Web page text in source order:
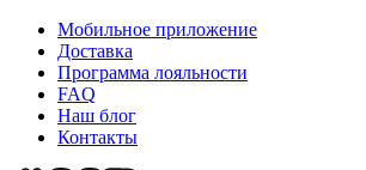
Мобильное приложение
Доставка
Программа лояльности
FAQ
Наш блог
Контакты